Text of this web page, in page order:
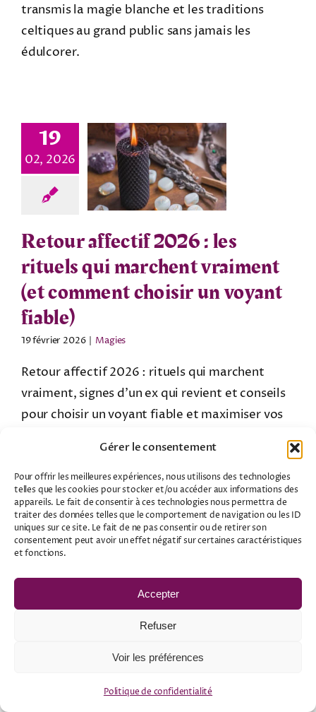
Gérer le consentement
Pour offrir les meilleures expériences, nous utilisons des technologies
telles que les cookies pour stocker et/ou accéder aux informations des
appareils. Le fait de consentir à ces technologies nous permettra de
traiter des données telles que le comportement de navigation ou les ID
uniques sur ce site. Le fait de ne pas consentir ou de retirer son
consentement peut avoir un effet négatif sur certaines caractéristiques
et fonctions.
Accepter
Refuser
Voir les préférences
Politique de confidentialité
transmis la magie blanche et les traditions
celtiques au grand public sans jamais les
édulcorer.
19
02, 2026
Retour affectif 2026 : les
rituels qui marchent vraiment
(et comment choisir un voyant
fiable)
19 février 2026 | Magies
Retour affectif 2026 : rituels qui marchent
vraiment, signes d’un ex qui revient et conseils
pour choisir un voyant fiable et maximiser vos
16
02, 2026
Les transits d’Uranus, Pluton et
Neptune : cycles invisibles qui
Astrologie,Horoscope